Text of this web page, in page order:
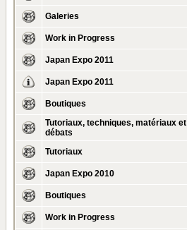
Galeries
Work in Progress
Japan Expo 2011
Japan Expo 2011
Boutiques
Tutoriaux, techniques, matériaux et
débats
Tutoriaux
Japan Expo 2010
Boutiques
Work in Progress